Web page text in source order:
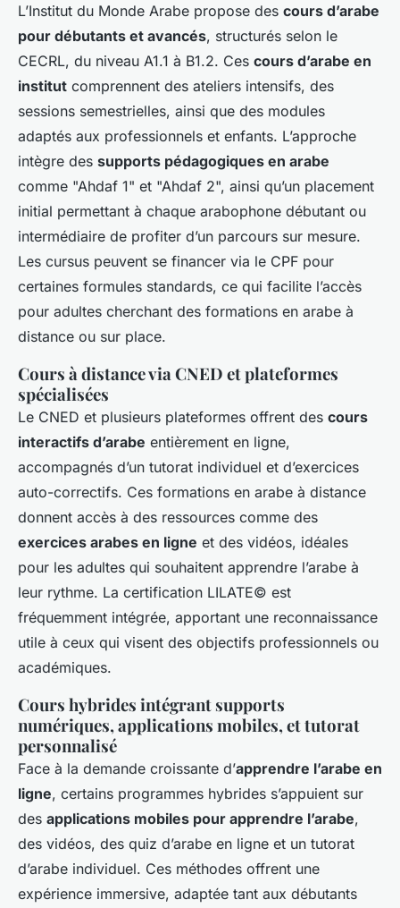
L’Institut du Monde Arabe propose des cours d’arabe
pour débutants et avancés, structurés selon le
CECRL, du niveau A1.1 à B1.2. Ces cours d’arabe en
institut comprennent des ateliers intensifs, des
sessions semestrielles, ainsi que des modules
adaptés aux professionnels et enfants. L’approche
intègre des supports pédagogiques en arabe
comme "Ahdaf 1" et "Ahdaf 2", ainsi qu’un placement
initial permettant à chaque arabophone débutant ou
intermédiaire de profiter d’un parcours sur mesure.
Les cursus peuvent se financer via le CPF pour
certaines formules standards, ce qui facilite l’accès
pour adultes cherchant des formations en arabe à
distance ou sur place.
Cours à distance via CNED et plateformes
spécialisées
Le CNED et plusieurs plateformes offrent des cours
interactifs d’arabe entièrement en ligne,
accompagnés d’un tutorat individuel et d’exercices
auto-correctifs. Ces formations en arabe à distance
donnent accès à des ressources comme des
exercices arabes en ligne et des vidéos, idéales
pour les adultes qui souhaitent apprendre l’arabe à
leur rythme. La certification LILATE© est
fréquemment intégrée, apportant une reconnaissance
utile à ceux qui visent des objectifs professionnels ou
académiques.
Cours hybrides intégrant supports
numériques, applications mobiles, et tutorat
personnalisé
Face à la demande croissante d’apprendre l’arabe en
ligne, certains programmes hybrides s’appuient sur
des applications mobiles pour apprendre l’arabe,
des vidéos, des quiz d’arabe en ligne et un tutorat
d’arabe individuel. Ces méthodes offrent une
expérience immersive, adaptée tant aux débutants